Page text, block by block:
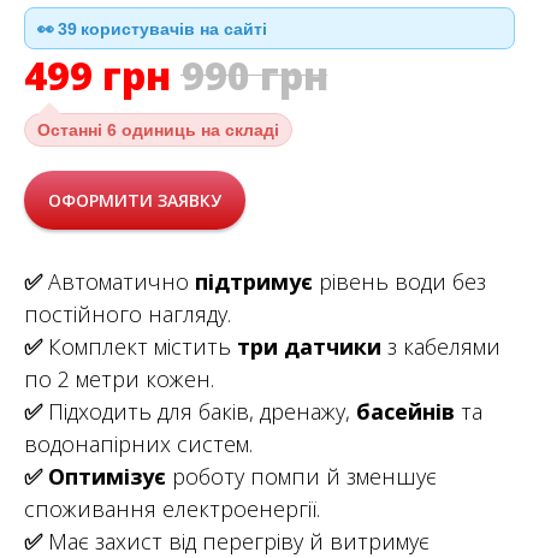
👀39 користувачів на сайті
499 грн 990грн
Останні 6 одиниць на складі
ОФОРМИТИ ЗАЯВКУ
✅Автоматично підтримує рівень води без
постійного нагляду.
✅Комплект містить три датчики з кабелями
по 2 метри кожен.
✅Підходить для баків, дренажу, басейнів та
водонапірних систем.
✅ Оптимізує роботу помпи й зменшує
споживання електроенергії.
✅Має захист від перегріву й витримує